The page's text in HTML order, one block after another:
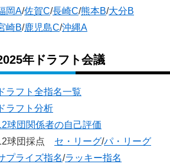
岡A/佐賀C/長崎C/熊本B/大分B
崎B/鹿児島C/沖縄A
年ドラフト会議
ドラフト全指名一覧
ドラフト分析
球団関係者の自己評価
球団採点 セ・リーグ/パ・リーグ
プライズ指名/ラッキー指名